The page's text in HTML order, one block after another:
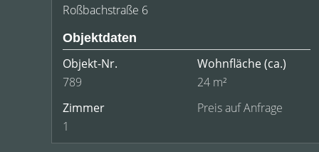
Roßbachstraße 6
Objektdaten
Objekt-Nr.
789
Wohnfläche(ca.)
24 m²
Zimmer
1
Preis auf Anfrage